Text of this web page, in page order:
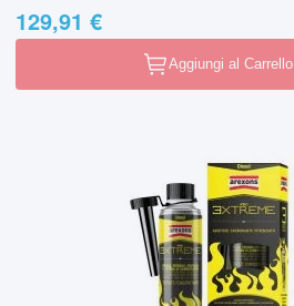
129,91 €
Aggiungi al Carrello